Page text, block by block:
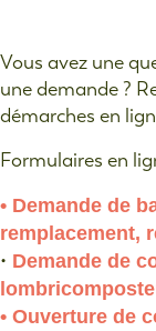
Vous avez une
une demande ?
démarches en
Formulaires en
• Demande de
remplacement,
• Demande de
• Ouverture de